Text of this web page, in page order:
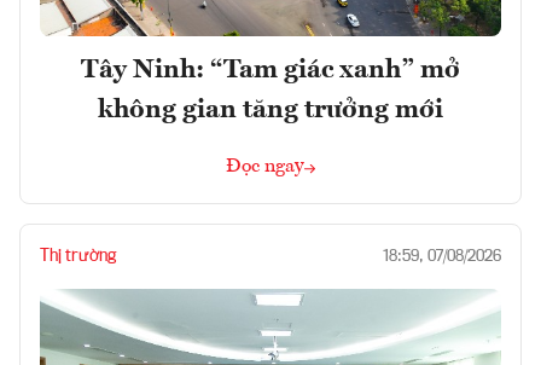
Tây Ninh: “Tam giác xanh” mở
không gian tăng trưởng mới
Đọc ngay
Thị trường 18:59, 07/08/2026